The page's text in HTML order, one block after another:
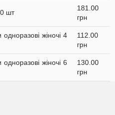
шт
181.00
грн
жіночі 4
112.00
грн
жіночі 6
130.00
грн